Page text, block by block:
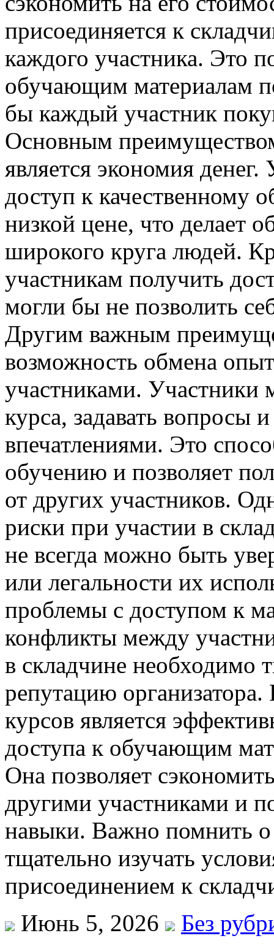
присоединяется к
каждого участника. Это
обучающим материалам
бы каждый участник
Основным
является экономия
доступ к качественному
низкой цене, что делает
широкого круга людей.
участникам получить
могли бы не позволить
Другим важным
возможность обмена
участниками. Участники
курса, задавать вопросы
впечатлениями. Это
обучению и позволяет
от других участников.
риски при участии в
не всегда можно быть
или легальности их
проблемы с доступом к
конфликты между
в складчине необходимо
репутацию
курсов является
доступа к обучающим
Она позволяет
другими участниками и
навыки. Важно помнить
тщательно изучать
присоединением к
Июнь 5, 2026
Без